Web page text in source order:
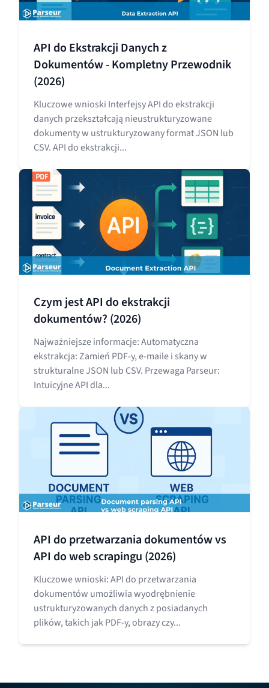
API do Ekstrakcji Danych z
Dokumentów - Kompletny Przewodnik
(2026)
Kluczowe wnioski Interfejsy API do ekstrakcji
danych przekształcają nieustrukturyzowane
dokumenty w ustrukturyzowany format JSON lub
CSV. API do ekstrakcji...
Czym jest API do ekstrakcji
dokumentów? (2026)
Najważniejsze informacje: Automatyczna
ekstrakcja: Zamień PDF-y, e-maile i skany w
strukturalne JSON lub CSV. Przewaga Parseur:
Intuicyjne API dla...
API do przetwarzania dokumentów vs
API do web scrapingu (2026)
Kluczowe wnioski: API do przetwarzania
dokumentów umożliwia wyodrębnienie
ustrukturyzowanych danych z posiadanych
plików, takich jak PDF-y, obrazy czy...